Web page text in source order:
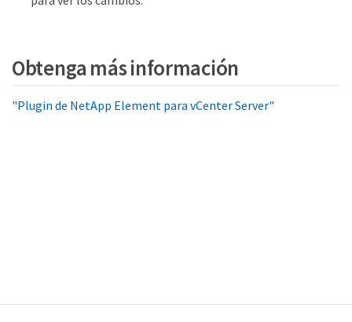
Obtenga más información
"Plugin de NetApp Element para vCenter Server"